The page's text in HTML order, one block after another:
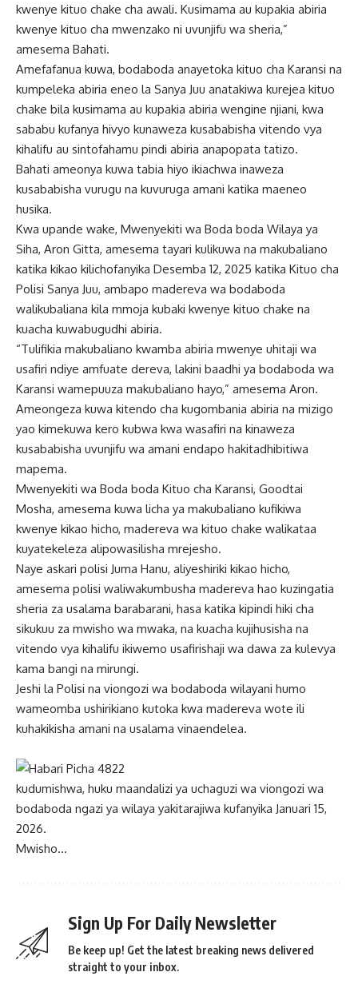
kwenye kituo chake cha awali. Kusimama au kupakia abiria
kwenye kituo cha mwenzako ni uvunjifu wa sheria,”
amesema Bahati.
Amefafanua kuwa, bodaboda anayetoka kituo cha Karansi na
kumpeleka abiria eneo la Sanya Juu anatakiwa kurejea kituo
chake bila kusimama au kupakia abiria wengine njiani, kwa
sababu kufanya hivyo kunaweza kusababisha vitendo vya
kihalifu au sintofahamu pindi abiria anapopata tatizo.
Bahati ameonya kuwa tabia hiyo ikiachwa inaweza
kusababisha vurugu na kuvuruga amani katika maeneo
husika.
Kwa upande wake, Mwenyekiti wa Boda boda Wilaya ya
Siha, Aron Gitta, amesema tayari kulikuwa na makubaliano
katika kikao kilichofanyika Desemba 12, 2025 katika Kituo cha
Polisi Sanya Juu, ambapo madereva wa bodaboda
walikubaliana kila mmoja kubaki kwenye kituo chake na
kuacha kuwabugudhi abiria.
“Tulifikia makubaliano kwamba abiria mwenye uhitaji wa
usafiri ndiye amfuate dereva, lakini baadhi ya bodaboda wa
Karansi wamepuuza makubaliano hayo,” amesema Aron.
Ameongeza kuwa kitendo cha kugombania abiria na mizigo
yao kimekuwa kero kubwa kwa wasafiri na kinaweza
kusababisha uvunjifu wa amani endapo hakitadhibitiwa
mapema.
Mwenyekiti wa Boda boda Kituo cha Karansi, Goodtai
Mosha, amesema kuwa licha ya makubaliano kufikiwa
kwenye kikao hicho, madereva wa kituo chake walikataa
kuyatekeleza alipowasilisha mrejesho.
Naye askari polisi Juma Hanu, aliyeshiriki kikao hicho,
amesema polisi waliwakumbusha madereva hao kuzingatia
sheria za usalama barabarani, hasa katika kipindi hiki cha
sikukuu za mwisho wa mwaka, na kuacha kujihusisha na
vitendo vya kihalifu ikiwemo usafirishaji wa dawa za kulevya
kama bangi na mirungi.
Jeshi la Polisi na viongozi wa bodaboda wilayani humo
wameomba ushirikiano kutoka kwa madereva wote ili
kuhakikisha amani na usalama vinaendelea.
kudumishwa, huku maandalizi ya uchaguzi wa viongozi wa
bodaboda ngazi ya wilaya yakitarajiwa kufanyika Januari 15,
2026.
Mwisho…
Sign Up For Daily Newsletter
Be keep up! Get the latest breaking news delivered
straight to your inbox.